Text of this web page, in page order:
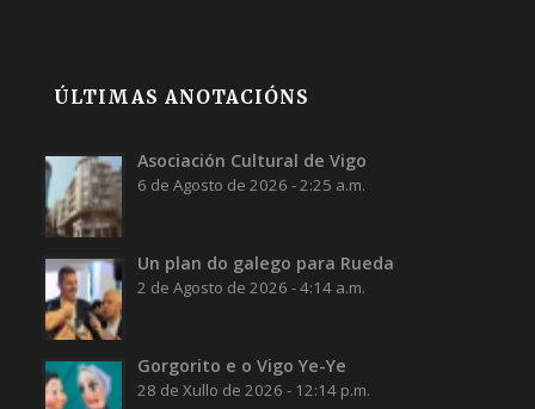
ÚLTIMAS ANOTACIÓNS
Asociación Cultural de Vigo
6 de Agosto de 2026 - 2:25 a.m.
Un plan do galego para Rueda
2 de Agosto de 2026 - 4:14 a.m.
Gorgorito e o Vigo Ye-Ye
28 de Xullo de 2026 - 12:14 p.m.